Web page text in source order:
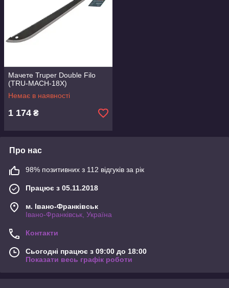
Мачете Truper Double Filo
(TRU-MACH-18X)
Немає в наявності
1 174 ₴
Про нас
98% позитивних з 112 відгуків за рік
Працює з 05.11.2018
м. Івано-Франківськ
Івано-Франківськ, Україна
Контакти
Сьогодні працює з 09:00 до 18:00
Показати весь графік роботи